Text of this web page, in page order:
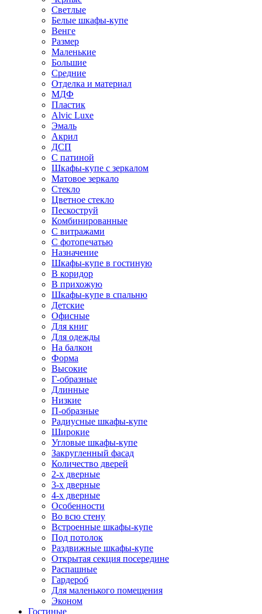
Светлые
Белые шкафы-купе
Венге
Размер
Маленькие
Большие
Средние
Отделка и материал
МДФ
Пластик
Alvic Luxe
Эмаль
Акрил
ДСП
С патиной
Шкафы-купе с зеркалом
Матовое зеркало
Стекло
Цветное стекло
Пескоструй
Комбинированные
С витражами
С фотопечатью
Назначение
Шкафы-купе в гостиную
В коридор
В прихожую
Шкафы-купе в спальню
Детские
Офисные
Для книг
Для одежды
На балкон
Форма
Высокие
Г-образные
Длинные
Низкие
П-образные
Радиусные шкафы-купе
Широкие
Угловые шкафы-купе
Закругленный фасад
Количество дверей
2-х дверные
3-х дверные
4-х дверные
Особенности
Во всю стену
Встроенные шкафы-купе
Под потолок
Раздвижные шкафы-купе
Открытая секция посередине
Распашные
Гардероб
Для маленького помещения
Эконом
Гостиные